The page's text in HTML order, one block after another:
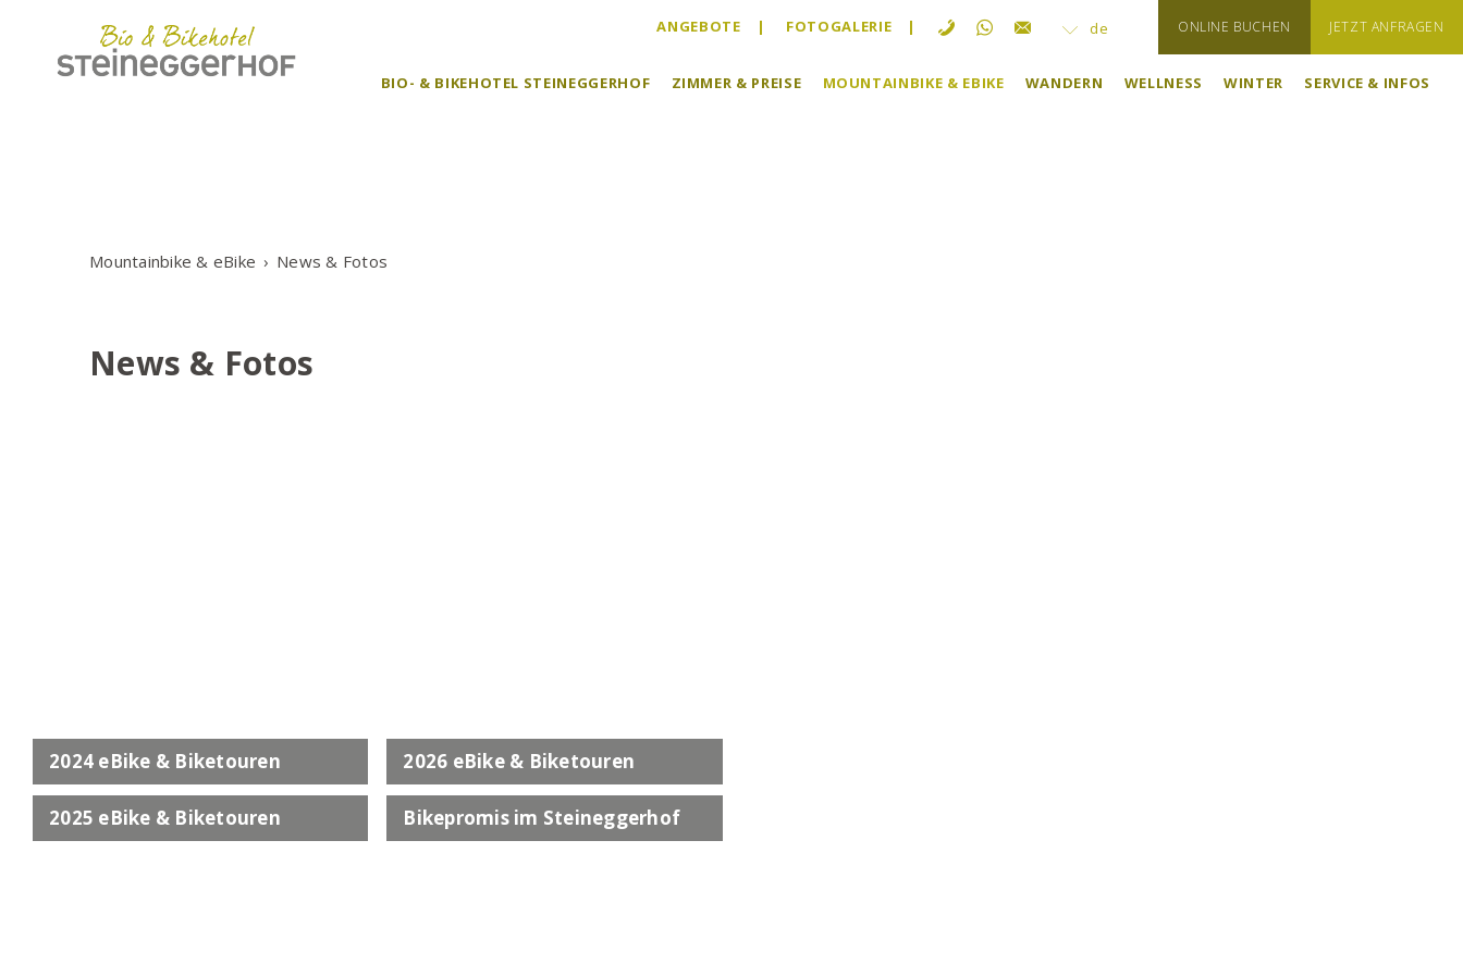
ANGEBOTE FOTOGALERIE de
BIO- & BIKEHOTEL STEINEGGERHOF ZIMMER & PREISE MOUNTAINBIKE & EBIKE WANDERN WELLNESS WINTER SERVICE & INFOS
ONLINE BUCHEN JETZT ANFRAGEN
Mountainbike & eBike News & Fotos
News & Fotos
2024 eBike & Biketouren
2025 eBike & Biketouren
2026 eBike & Biketouren
Bikepromis im Steineggerhof